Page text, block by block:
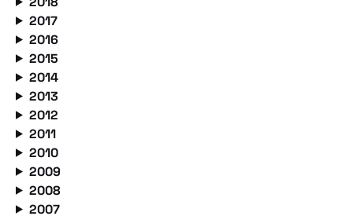
2017
2016
2015
2014
2013
2012
2011
2010
2009
2008
2007